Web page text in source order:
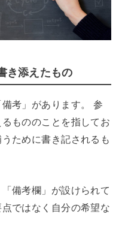
き添えたもの
考」があります。 参
もののことを指してお
ために書き記されるも
備考欄」が設けられて
ではなく自分の希望な